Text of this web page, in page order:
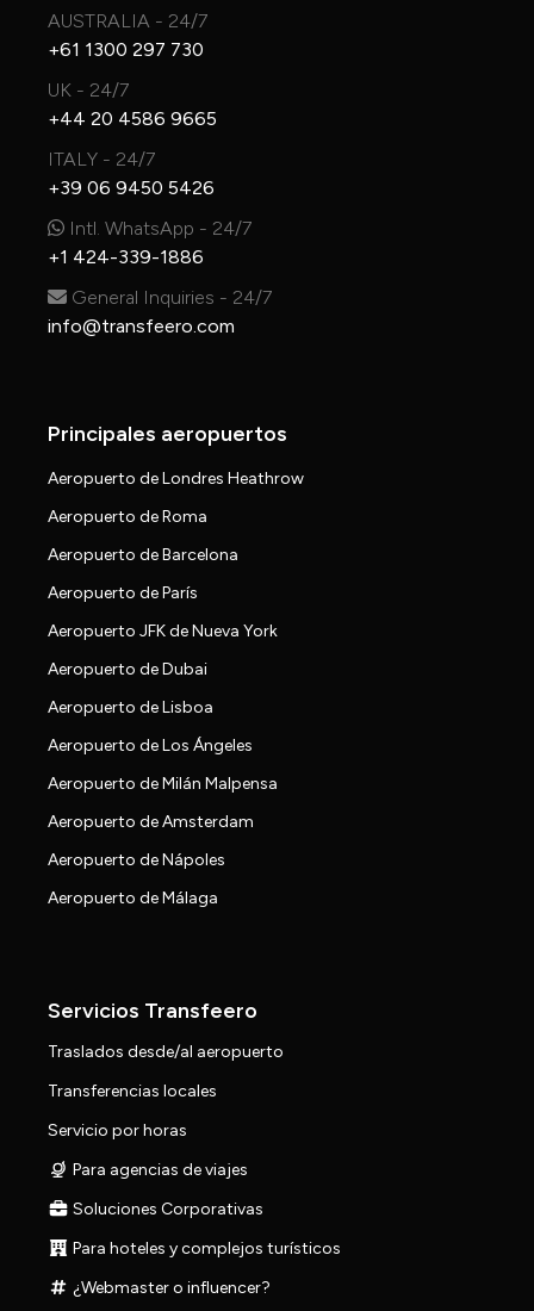
AUSTRALIA - 24/7
+61 1300 297 730
UK - 24/7
+44 20 4586 9665
ITALY - 24/7
+39 06 9450 5426
Intl. WhatsApp - 24/7
+1 424-339-1886
General Inquiries - 24/7
info@transfeero.com
Principales aeropuertos
Aeropuerto de Londres Heathrow
Aeropuerto de Roma
Aeropuerto de Barcelona
Aeropuerto de París
Aeropuerto JFK de Nueva York
Aeropuerto de Dubai
Aeropuerto de Lisboa
Aeropuerto de Los Ángeles
Aeropuerto de Milán Malpensa
Aeropuerto de Amsterdam
Aeropuerto de Nápoles
Aeropuerto de Málaga
Servicios Transfeero
Traslados desde/al aeropuerto
Transferencias locales
Servicio por horas
Para agencias de viajes
Soluciones Corporativas
Para hoteles y complejos turísticos
¿Webmaster o influencer?